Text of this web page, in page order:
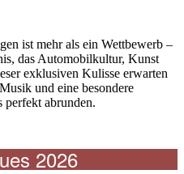
ist mehr als ein Wettbewerb –
das Automobilkultur, Kunst
exklusiven Kulisse erwarten
und eine besondere
perfekt abrunden.
2026